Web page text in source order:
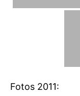
Fotos 2011: